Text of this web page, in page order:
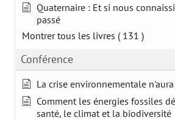
Quaternaire : Et si nous
passé
Montrer tous les livres ( 131 )
Conférence
La crise environnementale
Comment les énergies fossiles
santé, le climat et la biodiversité